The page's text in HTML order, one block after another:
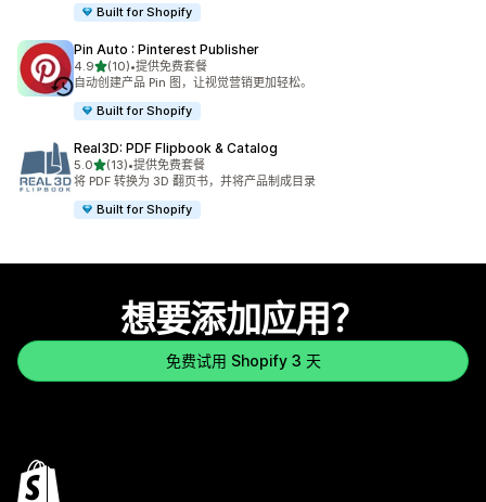
Built for Shopify
Pin Auto : Pinterest Publisher
4.9星（满分 5 星）
(10)
总共 10 条评论
•提供免费套餐
自动创建产品 Pin 图，让视觉营销更加轻松。
Built for Shopify
Real3D: PDF Flipbook & Catalog
5.0星（满分 5 星）
(13)
总共 13 条评论
•提供免费套餐
将 PDF 转换为 3D 翻页书，并将产品制成目录
Built for Shopify
想要添加应用？
免费试用 Shopify 3 天